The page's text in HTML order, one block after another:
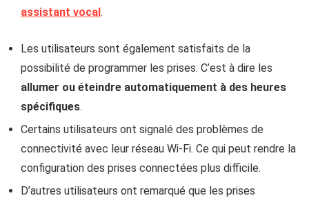
assistant vocal.
Les utilisateurs sont également satisfaits de la
possibilité de programmer les prises. C’est à dire les
allumer ou éteindre automatiquement à des heures
spécifiques.
Certains utilisateurs ont signalé des problèmes de
connectivité avec leur réseau Wi-Fi. Ce qui peut rendre la
configuration des prises connectées plus difficile.
D’autres utilisateurs ont remarqué que les prises